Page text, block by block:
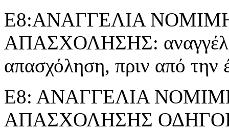
Ε8:ΑΝΑΓΓΕΛΙΑ
ΑΠΑΣΧΟΛΗΣΗΣ:
απασχόληση, πριν από την
Ε8: ΑΝΑΓΓΕΛΙΑ
ΑΠΑΣΧΟΛΗΣΗΣ